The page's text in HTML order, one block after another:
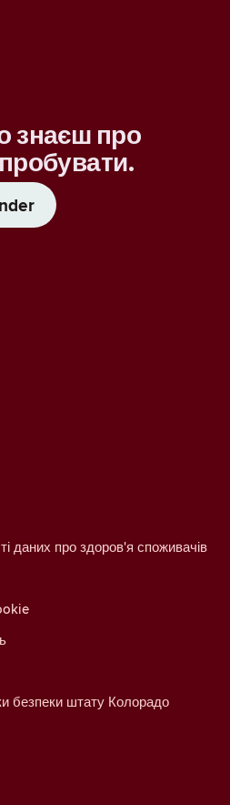
знаєш про
даних про здоров'я споживачів
безпеки штату Колорадо